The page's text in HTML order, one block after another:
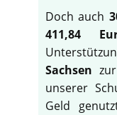
Doch auch
411,84
Sachsen
unserer
Geld